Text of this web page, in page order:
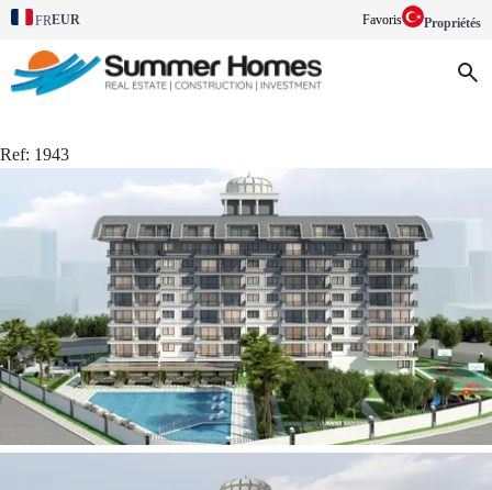
FREUR Favoris Propriétés
Ref: 1943